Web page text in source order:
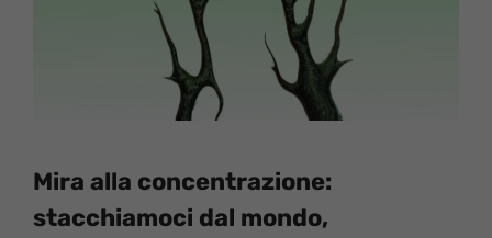
Mira alla concentrazione:
stacchiamoci dal mondo,